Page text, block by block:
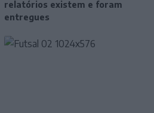
relatórios existem e foram
entregues